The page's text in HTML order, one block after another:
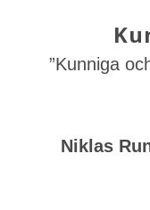
”Kunniga
Niklas